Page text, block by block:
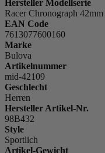
Hersteller Modellserie
Racer Chronograph
EAN Code
7613077600160
Marke
Bulova
Artikelnummer
mid-42109
Geschlecht
Herren
Hersteller Artikel-Nr.
98B432
Style
Sportlich
Artikel-Gewicht